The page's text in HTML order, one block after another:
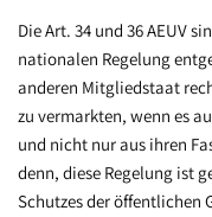
Die Art. 34 und 36 AEUV
nationalen Regelung
anderen Mitgliedstaat
zu vermarkten, wenn es
und nicht nur aus ihren
denn, diese Regelung ist
Schutzes der öffentlichen